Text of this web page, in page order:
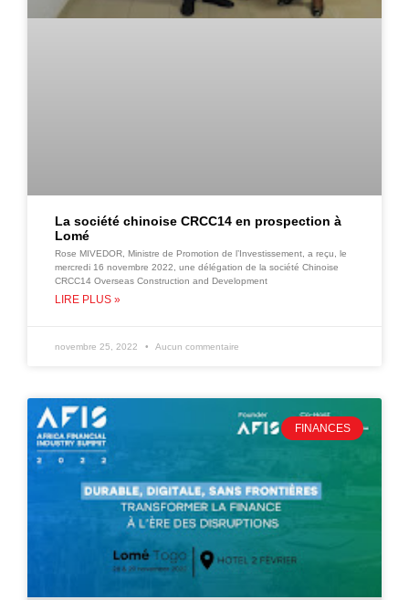
La société chinoise CRCC14 en prospection à
Lomé
Rose MIVEDOR, Ministre de Promotion de l’Investissement, a reçu, le
mercredi 16 novembre 2022, une délégation de la société Chinoise
CRCC14 Overseas Construction and Development
LIRE PLUS »
novembre 25, 2022 Aucun commentaire
FINANCES